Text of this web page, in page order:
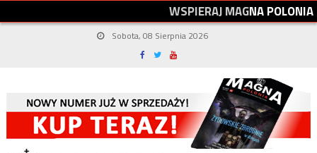
WSPIERAJMAGNAPOLONIA
Sobota, 08 Sierpnia 2026